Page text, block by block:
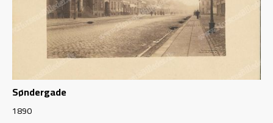
Søndergade
1890